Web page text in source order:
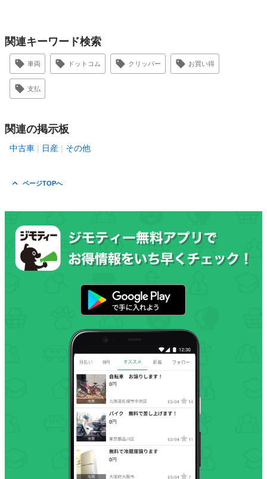
関連キーワード検索
車両 ドットコム クリッパー お買い得
支払
関連の掲示板
中古車 日産 その他
ページTOPへ